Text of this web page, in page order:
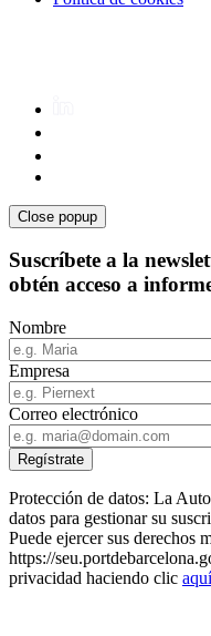
Close popup
Suscríbete a la
obtén acceso a
Nombre
Empresa
Correo electrónico
Protección de datos: La
datos para gestionar su
Puede ejercer sus derechos
https://
privacidad haciendo clic aquí